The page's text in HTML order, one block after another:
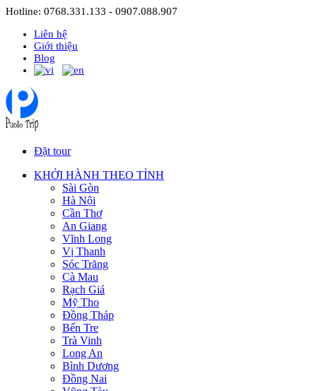
Hotline: 0768.331.133 - 0907.088.907
Liên hệ
Giới thiệu
Blog
Đặt tour
KHỞI HÀNH THEO TỈNH
Sài Gòn
Hà Nội
Cần Thơ
An Giang
Vĩnh Long
Vị Thanh
Sóc Trăng
Cà Mau
Rạch Giá
Mỹ Tho
Đồng Tháp
Bến Tre
Trà Vinh
Long An
Bình Dương
Đồng Nai